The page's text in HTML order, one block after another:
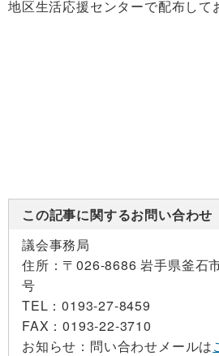
地区生活応援センターで配布して
この記事に関するお問い合わせ
議会事務局
住所： 〒026-8686 岩手県釜石
号
TEL：0193-27-8459
FAX：0193-22-3710
お知らせ： 問い合わせメールは